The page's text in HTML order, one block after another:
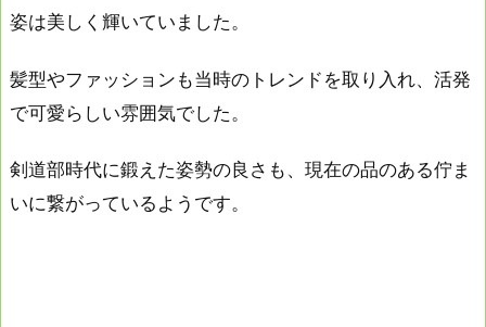
姿は美しく輝いていました。
髪型やファッションも当時のトレンドを取り入れ、活発
で可愛らしい雰囲気でした。
剣道部時代に鍛えた姿勢の良さも、現在の品のある佇ま
いに繋がっているようです。